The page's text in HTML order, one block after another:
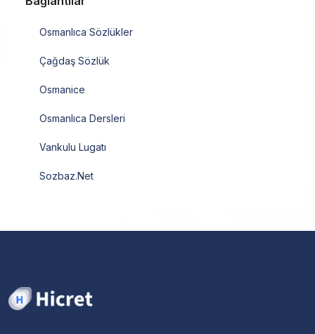
Osmanlıca Sözlükler
Çağdaş Sözlük
Osmanice
Osmanlıca Dersleri
Vankulu Lugatı
Sozbaz.Net